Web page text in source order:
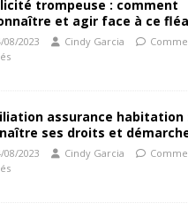
trompeuse : comment
et agir face à ce
08/2023 Cindy Garcia
assurance habitation
ses droits et
08/2023 Cindy Garcia